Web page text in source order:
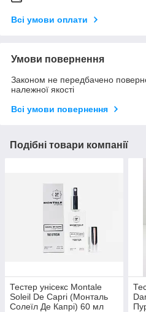
Всі умови оплати
Умови повернення
Законом не передбачено
належної якості
Всі умови повернення
Подібні товари компанії
Тестер унісекс Montale
Soleil De Capri (Монталь
Солеїл Де Капрі) 60 мл